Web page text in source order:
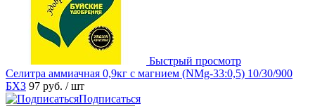
Быстрый просмотр
Селитра аммиачная 0,9кг с магнием (NMg-33:0,5) 10/30/900
БХЗ 97 руб. / шт
Подписаться